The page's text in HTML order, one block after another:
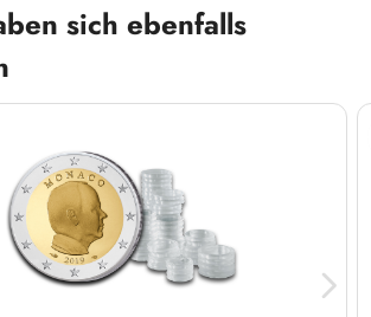
sich ebenfalls